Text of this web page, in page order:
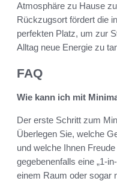
Atmosphäre zu Hause
Rückzugsort fördert die
perfekten Platz, um zur
Alltag neue Energie zu
FAQ
Wie kann ich mit
Der erste Schritt zum
Überlegen Sie, welche
und welche Ihnen
gegebenenfalls eine „1-
einem Raum oder sogar